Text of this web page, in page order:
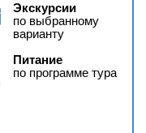
Экскурсии
по выбранному
варианту
Питание
по программе тура